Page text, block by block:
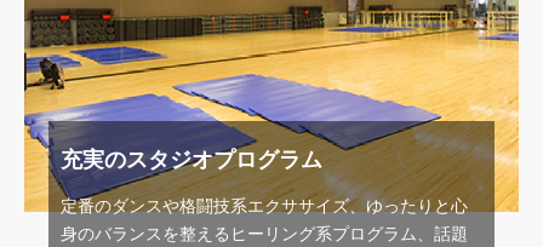
充実のスタジオプログラム
定番のダンスや格闘技系エクササイズ、ゆったりと心
身のバランスを整えるヒーリング系プログラム、話題